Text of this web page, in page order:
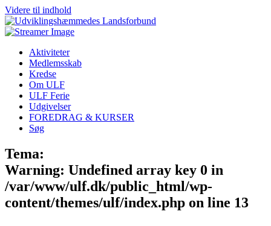
Videre til indhold
Aktiviteter
Medlemsskab
Kredse
Om ULF
ULF Ferie
Udgivelser
FOREDRAG & KURSER
Søg
Tema:
Warning: Undefined array key 0 in
/var/www/ulf.dk/public_html/wp-
content/themes/ulf/index.php on line 13